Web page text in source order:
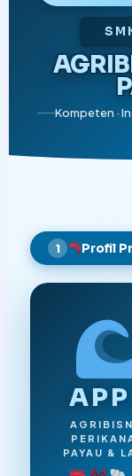
Kompeten ·
1 Profil
PAYAU &